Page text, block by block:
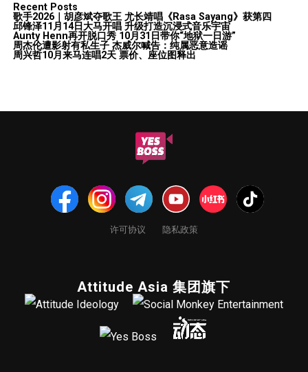
Recent Posts
歌手2026｜胡彦斌夺歌王 尤长靖唱《Rasa Sayang》获第四
邱锋泽11月14日大马开唱 升级打造沉浸式音乐宇宙
Aunty Henn再开脱口秀 10月31日带你“地狱一日游”
周杰伦遭影射有私生子 杰威尔喊告：纯属恶意造谣
周兴哲10月来马连唱2天 票价、座位图释出
许可协议 隐私政策
Attitude Asia 集团旗下